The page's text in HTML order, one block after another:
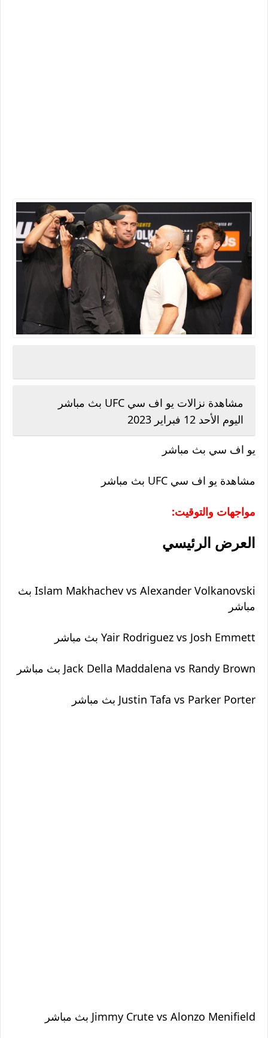
مشاهدة نزالات يو اف سي UFC بث مباشر
اليوم الأحد 12 فبراير 2023
يو اف سي بث مباشر
مشاهدة يو اف سي UFC بث مباشر
مواجهات والتوقيت:
العرض الرئيسي
Islam Makhachev vs Alexander Volkanovski بث
مباشر
Yair Rodriguez vs Josh Emmett بث مباشر
Jack Della Maddalena vs Randy Brown بث مباشر
Justin Tafa vs Parker Porter بث مباشر
Jimmy Crute vs Alonzo Menifield بث مباشر